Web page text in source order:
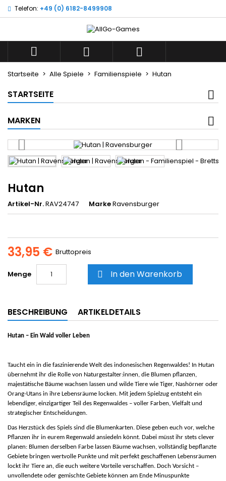
Telefon: +49 (0) 6182-8499908
  
Startseite Alle Spiele Familienspiele Hutan
STARTSEITE
MARKEN
Hutan
Artikel-Nr.RAV24747 MarkeRavensburger
33,95 € Bruttopreis
Menge  In den Warenkorb
BESCHREIBUNG ARTIKELDETAILS
Hutan – Ein Wald voller Leben
Taucht ein in die faszinierende Welt des indonesischen Regenwaldes! In Hutan
übernehmt ihr die Rolle von Naturgestalter:innen, die Blumen pflanzen,
majestätische Bäume wachsen lassen und wilde Tiere wie Tiger, Nashörner oder
Orang-Utans in ihre Lebensräume locken. Mit jedem Spielzug entsteht ein
lebendiger, einzigartiger Teil des Regenwaldes – voller Farben, Vielfalt und
strategischer Entscheidungen.
Das Herzstück des Spiels sind die Blumenkarten. Diese geben euch vor, welche
Pflanzen ihr in eurem Regenwald ansiedeln könnt. Dabei müsst ihr stets clever
planen: Blumen derselben Farbe lassen Bäume wachsen, vollständig bepflanzte
Gebiete bringen wertvolle Punkte und mit perfekt geschaffenen Lebensräumen
lockt ihr Tiere an, die euch weitere Vorteile verschaffen. Doch Vorsicht –
unvollendete oder gemischte Gebiete können am Ende Minuspunkte
Wunschliste ×
add_circle_outline
Neue Liste anlegen
((title)) ×
((label))
Anmelden ×
Sie müssen angemeldet sein, um Artikel Ihrer
Wunschliste hinzufügen zu können.